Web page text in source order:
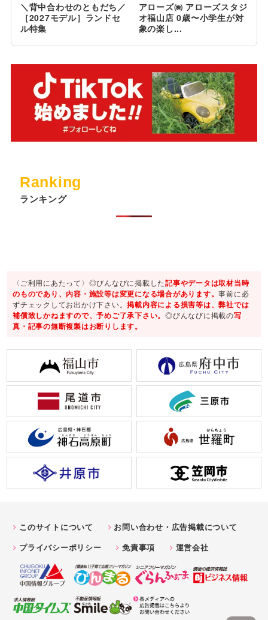
＼背中合わせのともだち／
［2027モデル］ランドセ
ル特集
アローズ㈱ アローズスタジ
オ福山店 0歳〜小学生が対
象の楽し...
Ranking
ランキング
〈ご利用にあたって〉◎びんなびに掲載した記事やデータは取材当時
のものであり、内容・施設等は変更になる場合があります。事前に必
ずチェックしてお出かけ下さい。掲載内容による損害等は、弊社では
補償致しかねますので、予めご了承下さい。◎びんなびに掲載の写
真・記事の無断複製はお断りします。
このサイトについて
お問い合わせ・広告掲載について
プライバシーポリシー
免責事項 運営会社